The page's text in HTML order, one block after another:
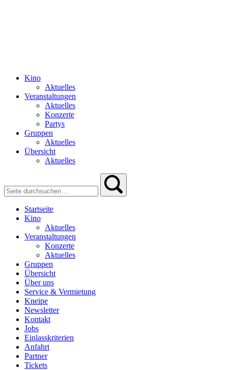
Kino
Aktuelles
Veranstaltungen
Aktuelles
Konzerte
Partys
Gruppen
Aktuelles
Übersicht
Aktuelles
Startseite
Kino
Aktuelles
Veranstaltungen
Konzerte
Aktuelles
Gruppen
Übersicht
Über uns
Service & Vermietung
Kneipe
Newsletter
Kontakt
Jobs
Einlasskriterien
Anfahrt
Partner
Tickets